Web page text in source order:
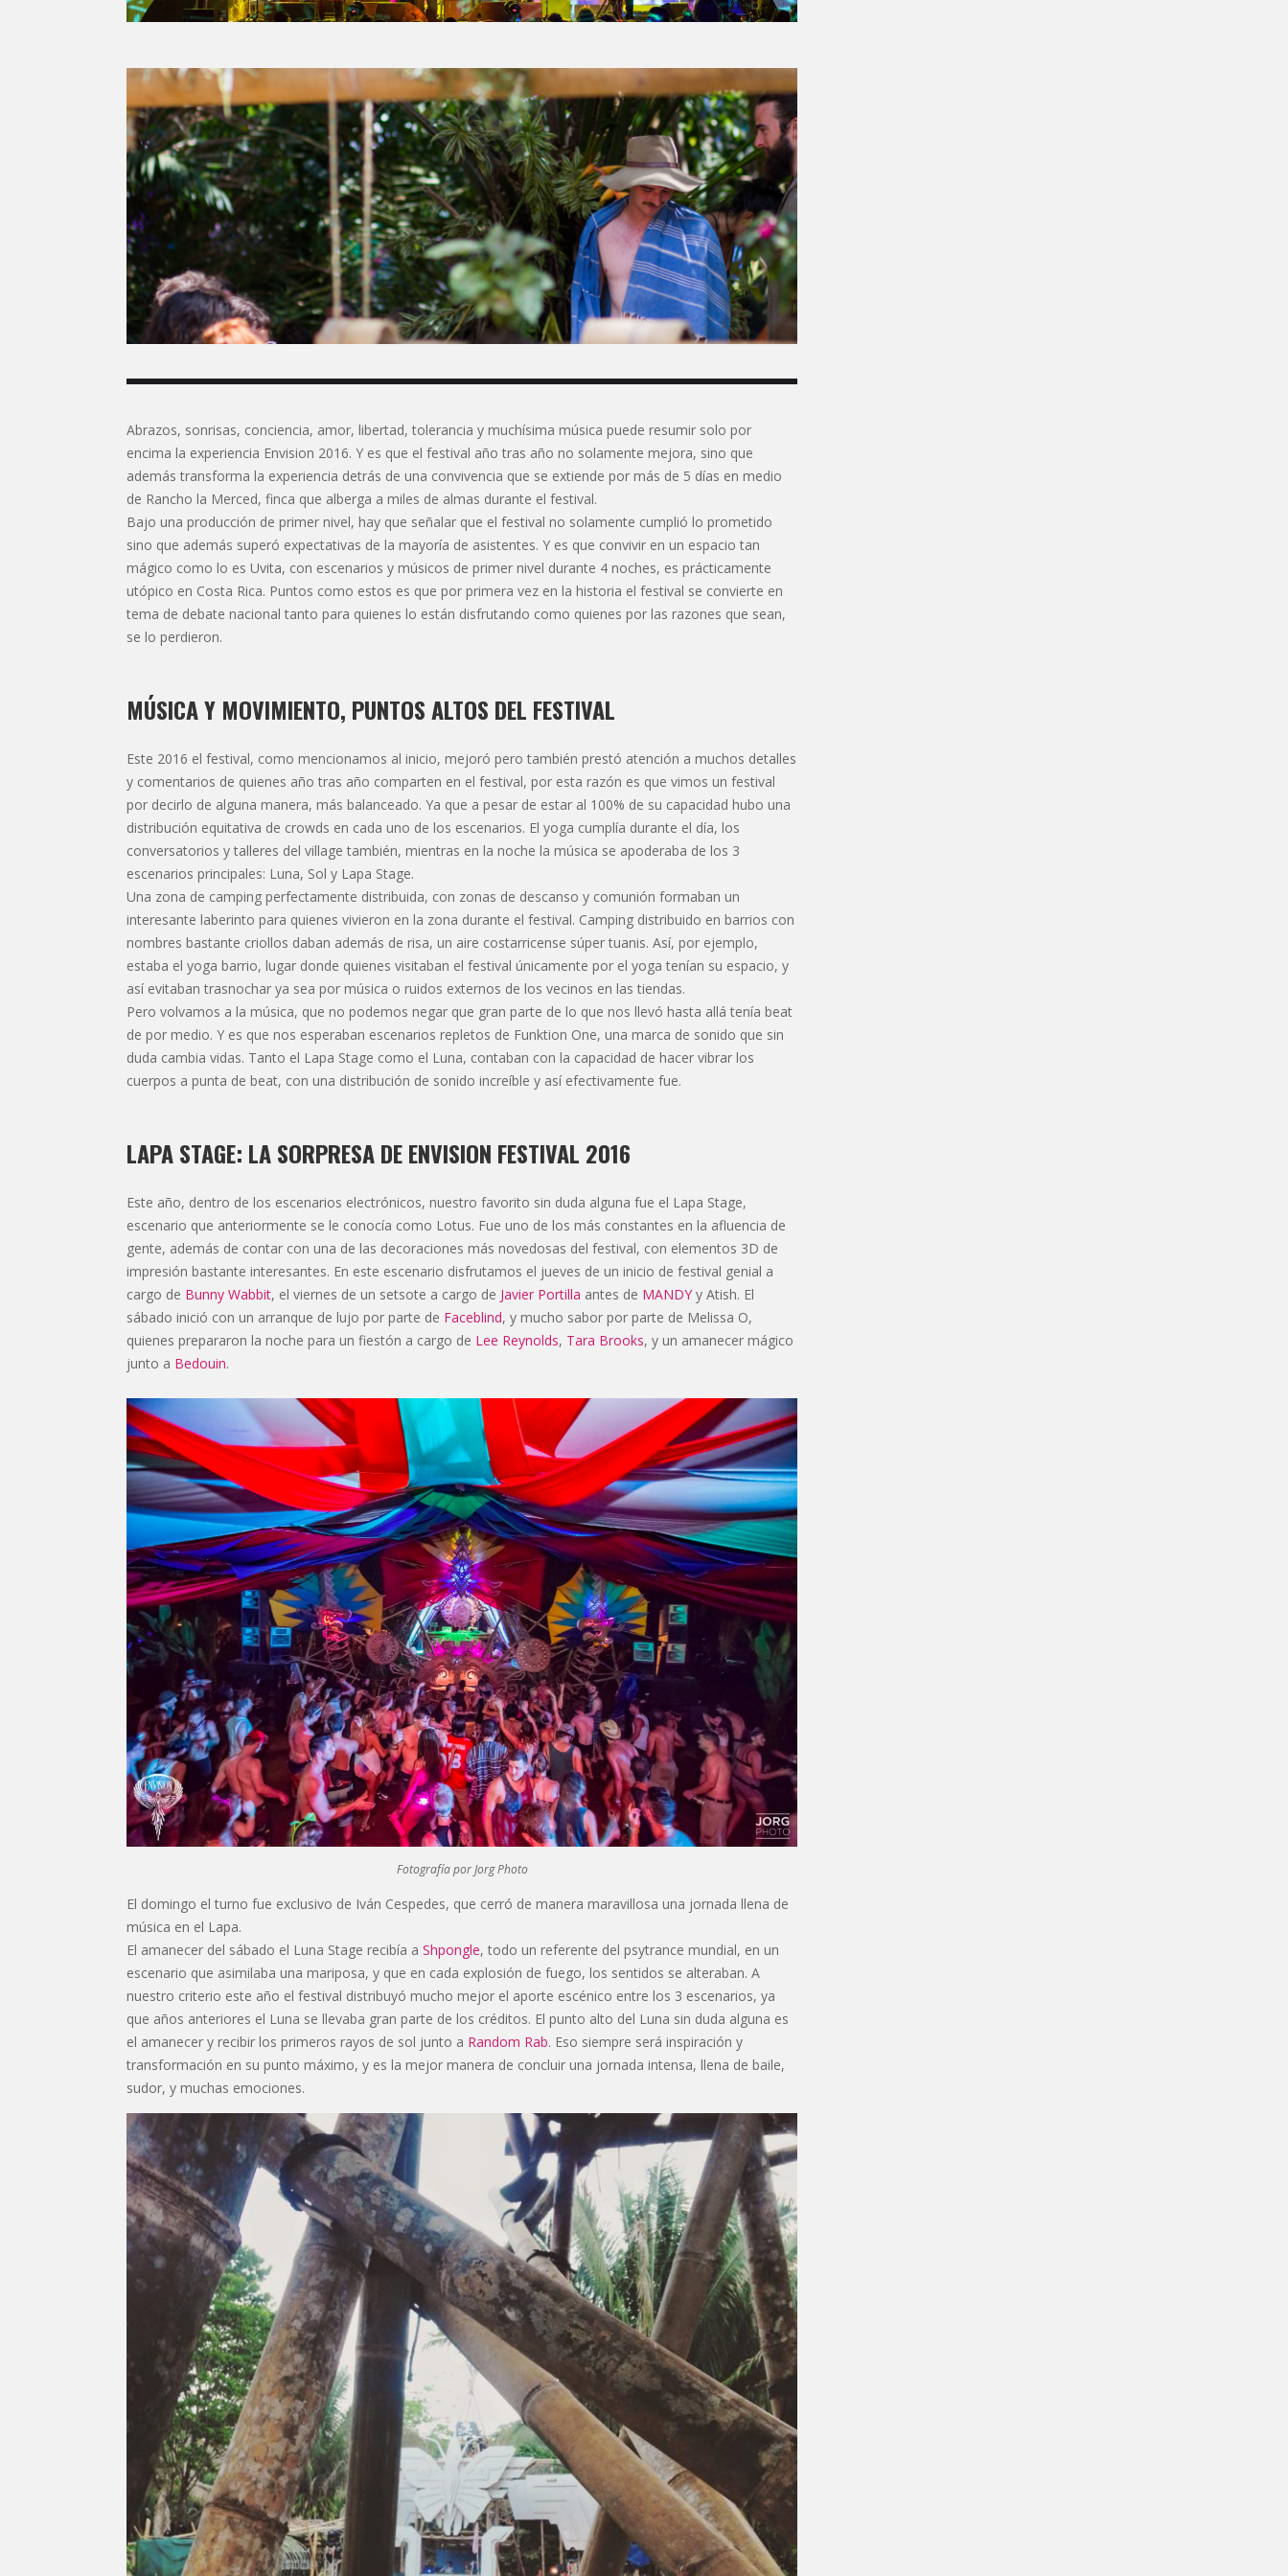
Abrazos, sonrisas, conciencia, amor, libertad, tolerancia y muchísima música puede resumir solo por
encima la experiencia Envision 2016. Y es que el festival año tras año no solamente mejora, sino que
además transforma la experiencia detrás de una convivencia que se extiende por más de 5 días en medio
de Rancho la Merced, finca que alberga a miles de almas durante el festival.
Bajo una producción de primer nivel, hay que señalar que el festival no solamente cumplió lo prometido
sino que además superó expectativas de la mayoría de asistentes. Y es que convivir en un espacio tan
mágico como lo es Uvita, con escenarios y músicos de primer nivel durante 4 noches, es prácticamente
utópico en Costa Rica. Puntos como estos es que por primera vez en la historia el festival se convierte en
tema de debate nacional tanto para quienes lo están disfrutando como quienes por las razones que sean,
se lo perdieron.
MÚSICA Y MOVIMIENTO, PUNTOS ALTOS DEL FESTIVAL
Este 2016 el festival, como mencionamos al inicio, mejoró pero también prestó atención a muchos detalles
y comentarios de quienes año tras año comparten en el festival, por esta razón es que vimos un festival
por decirlo de alguna manera, más balanceado. Ya que a pesar de estar al 100% de su capacidad hubo una
distribución equitativa de crowds en cada uno de los escenarios. El yoga cumplía durante el día, los
conversatorios y talleres del village también, mientras en la noche la música se apoderaba de los 3
escenarios principales: Luna, Sol y Lapa Stage.
Una zona de camping perfectamente distribuida, con zonas de descanso y comunión formaban un
interesante laberinto para quienes vivieron en la zona durante el festival. Camping distribuido en barrios con
nombres bastante criollos daban además de risa, un aire costarricense súper tuanis. Así, por ejemplo,
estaba el yoga barrio, lugar donde quienes visitaban el festival únicamente por el yoga tenían su espacio, y
así evitaban trasnochar ya sea por música o ruidos externos de los vecinos en las tiendas.
Pero volvamos a la música, que no podemos negar que gran parte de lo que nos llevó hasta allá tenía beat
de por medio. Y es que nos esperaban escenarios repletos de Funktion One, una marca de sonido que sin
duda cambia vidas. Tanto el Lapa Stage como el Luna, contaban con la capacidad de hacer vibrar los
cuerpos a punta de beat, con una distribución de sonido increíble y así efectivamente fue.
LAPA STAGE: LA SORPRESA DE ENVISION FESTIVAL 2016
Este año, dentro de los escenarios electrónicos, nuestro favorito sin duda alguna fue el Lapa Stage,
escenario que anteriormente se le conocía como Lotus. Fue uno de los más constantes en la afluencia de
gente, además de contar con una de las decoraciones más novedosas del festival, con elementos 3D de
impresión bastante interesantes. En este escenario disfrutamos el jueves de un inicio de festival genial a
cargo de Bunny Wabbit, el viernes de un setsote a cargo de Javier Portilla antes de MANDY y Atish. El
sábado inició con un arranque de lujo por parte de Faceblind, y mucho sabor por parte de Melissa O,
quienes prepararon la noche para un fiestón a cargo de Lee Reynolds, Tara Brooks, y un amanecer mágico
junto a Bedouin.
Fotografía por Jorg Photo
El domingo el turno fue exclusivo de Iván Cespedes, que cerró de manera maravillosa una jornada llena de
música en el Lapa.
El amanecer del sábado el Luna Stage recibía a Shpongle, todo un referente del psytrance mundial, en un
escenario que asimilaba una mariposa, y que en cada explosión de fuego, los sentidos se alteraban. A
nuestro criterio este año el festival distribuyó mucho mejor el aporte escénico entre los 3 escenarios, ya
que años anteriores el Luna se llevaba gran parte de los créditos. El punto alto del Luna sin duda alguna es
el amanecer y recibir los primeros rayos de sol junto a Random Rab. Eso siempre será inspiración y
transformación en su punto máximo, y es la mejor manera de concluir una jornada intensa, llena de baile,
sudor, y muchas emociones.